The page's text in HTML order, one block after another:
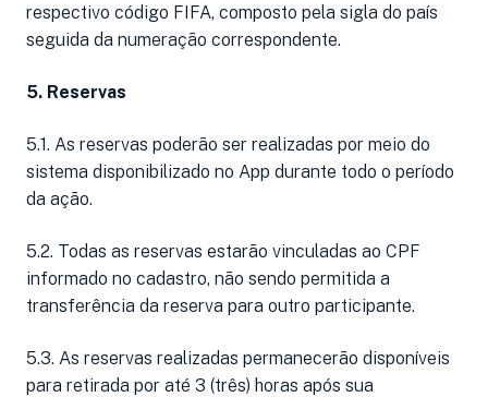
respectivo código FIFA, composto pela sigla do país
seguida da numeração correspondente.
5. Reservas
5.1. As reservas poderão ser realizadas por meio do
sistema disponibilizado no App durante todo o período
da ação.
5.2. Todas as reservas estarão vinculadas ao CPF
informado no cadastro, não sendo permitida a
transferência da reserva para outro participante.
5.3. As reservas realizadas permanecerão disponíveis
para retirada por até 3 (três) horas após sua